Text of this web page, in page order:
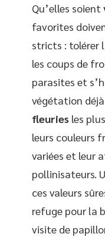
Qu’elles soient
favorites
stricts : tolérer
les coups de
parasites et
végétation déjà
fleuries les
leurs couleurs
variées et leur
pollinisateurs.
ces valeurs
refuge pour la
visite de